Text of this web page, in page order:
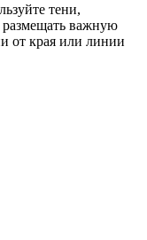
тени,
размещать важную
от края или линии